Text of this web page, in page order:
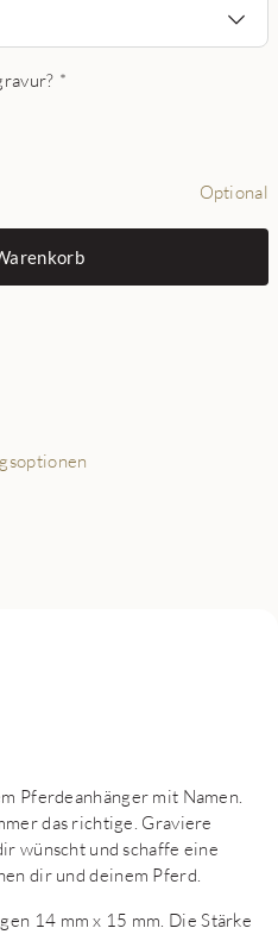
*
Optional
Pferdeanhänger mit Namen.
das richtige. Graviere
wünscht und schaffe eine
dir und deinem Pferd.
14 mm x 15 mm. Die Stärke